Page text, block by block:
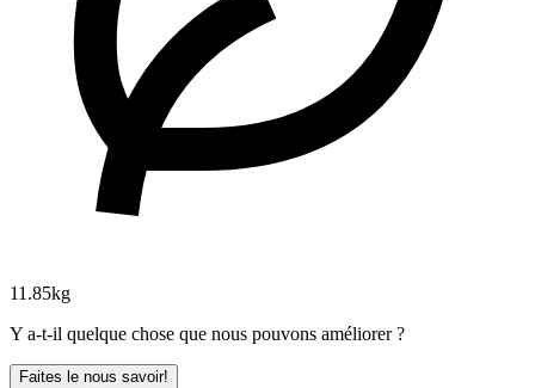
11.85kg
Y a-t-il quelque chose que nous pouvons améliorer ?
Faites le nous savoir!